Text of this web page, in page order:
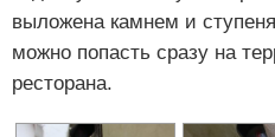
выложена камнем и
можно попасть сразу на
ресторана.